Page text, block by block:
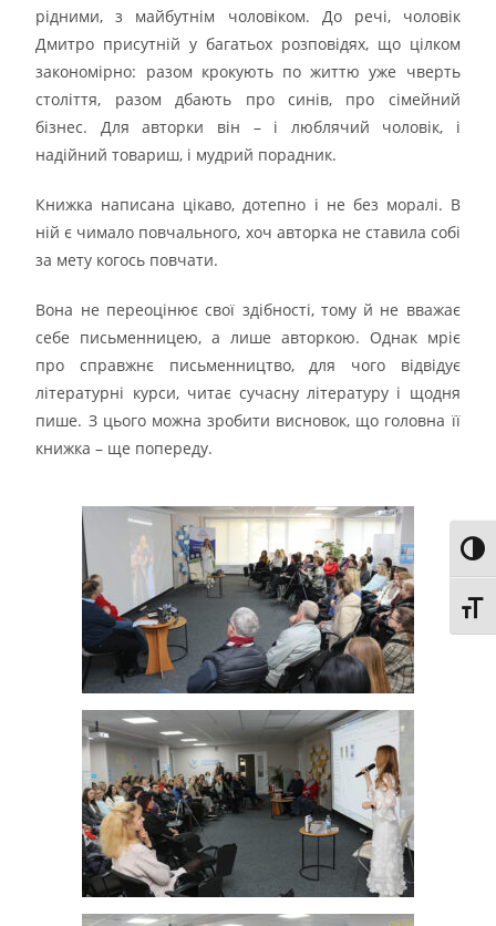
рідними, з майбутнім чоловіком. До речі, чоловік
Дмитро присутній у багатьох розповідях, що цілком
закономірно: разом крокують по життю уже чверть
століття, разом дбають про синів, про сімейний
бізнес. Для авторки він – і люблячий чоловік, і
надійний товариш, і мудрий порадник.
Книжка написана цікаво, дотепно і не без моралі. В
ній є чимало повчального, хоч авторка не ставила собі
за мету когось повчати.
Вона не переоцінює свої здібності, тому й не вважає
себе письменницею, а лише авторкою. Однак мріє
про справжнє письменництво, для чого відвідує
літературні курси, читає сучасну літературу і щодня
пише. З цього можна зробити висновок, що головна її
книжка – ще попереду.